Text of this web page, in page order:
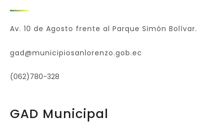
Av. 10 de Agosto frente al Parque Simón Bolívar.
gad@municipiosanlorenzo.gob.ec
(062)780-328
GAD Municipal